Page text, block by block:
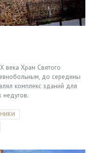
века Храм Святого
до середины
комплекс зданий для
недугов.